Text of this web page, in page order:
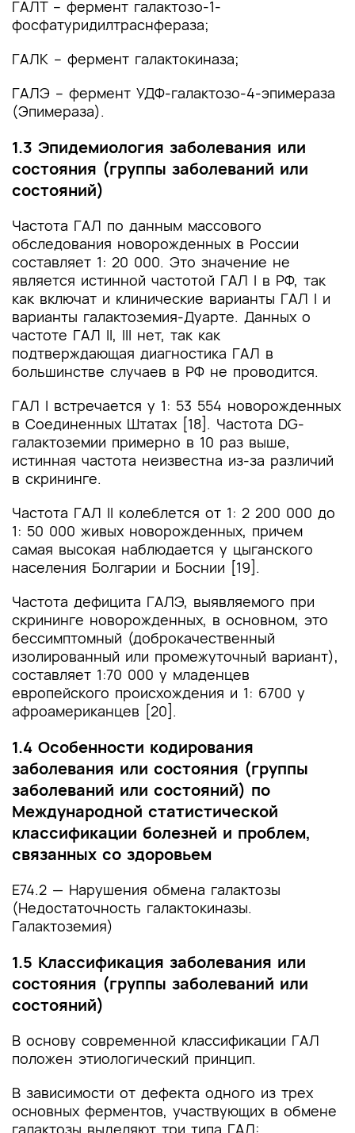
ГАЛТ – фермент галактозо-1-
фосфатуридилтраснфераза;
ГАЛК – фермент галактокиназа;
ГАЛЭ – фермент УДФ-галактозо-4-эпимераза
(Эпимераза).
1.3 Эпидемиология заболевания или
состояния (группы заболеваний или
состояний)
Частота ГАЛ по данным массового
обследования новорожденных в России
составляет 1: 20 000. Это значение не
является истинной частотой ГАЛ I в РФ, так
как включат и клинические варианты ГАЛ I и
варианты галактоземия-Дуарте. Данных о
частоте ГАЛ II, III нет, так как
подтверждающая диагностика ГАЛ в
большинстве случаев в РФ не проводится.
ГАЛ I встречается у 1: 53 554 новорожденных
в Соединенных Штатах [18]. Частота DG-
галактоземии примерно в 10 раз выше,
истинная частота неизвестна из-за различий
в скрининге.
Частота ГАЛ II колеблется от 1: 2 200 000 до
1: 50 000 живых новорожденных, причем
самая высокая наблюдается у цыганского
населения Болгарии и Боснии [19].
Частота дефицита ГАЛЭ, выявляемого при
скрининге новорожденных, в основном, это
бессимптомный (доброкачественный
изолированный или промежуточный вариант),
составляет 1:70 000 у младенцев
европейского происхождения и 1: 6700 у
афроамериканцев [20].
1.4 Особенности кодирования
заболевания или состояния (группы
заболеваний или состояний) по
Международной статистической
классификации болезней и проблем,
связанных со здоровьем
E74.2 — Нарушения обмена галактозы
(Недостаточность галактокиназы.
Галактоземия)
1.5 Классификация заболевания или
состояния (группы заболеваний или
состояний)
В основу современной классификации ГАЛ
положен этиологический принцип.
В зависимости от дефекта одного из трех
основных ферментов, участвующих в обмене
галактозы выделяют три типа ГАЛ: